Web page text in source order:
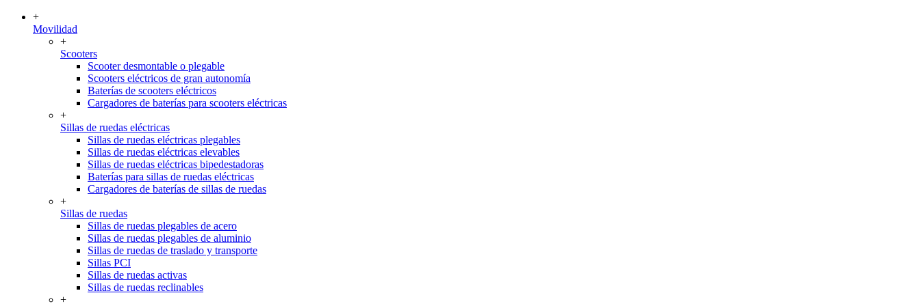
+
Movilidad
+
Scooters
Scooter desmontable o plegable
Scooters eléctricos de gran autonomía
Baterías de scooters eléctricos
Cargadores de baterías para scooters eléctricas
+
Sillas de ruedas eléctricas
Sillas de ruedas eléctricas plegables
Sillas de ruedas eléctricas elevables
Sillas de ruedas eléctricas bipedestadoras
Baterías para sillas de ruedas eléctricas
Cargadores de baterías de sillas de ruedas
+
Sillas de ruedas
Sillas de ruedas plegables de acero
Sillas de ruedas plegables de aluminio
Sillas de ruedas de traslado y transporte
Sillas PCI
Sillas de ruedas activas
Sillas de ruedas reclinables
+